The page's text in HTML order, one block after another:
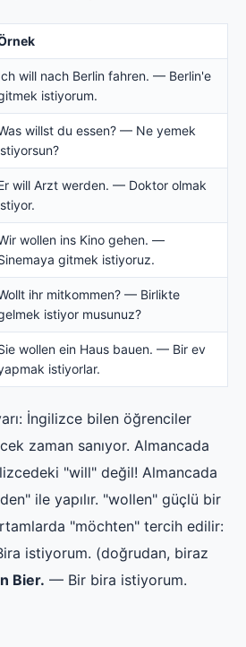
will nach Berlin fahren. — Berlin'e
istiyorum.
willst du essen? — Ne yemek
will Arzt werden. — Doktor olmak
wollen ins Kino gehen. —
gitmek istiyoruz.
ihr mitkommen? — Birlikte
istiyor musunuz?
wollen ein Haus bauen. — Bir ev
istiyorlar.
İngilizce bilen öğrenciler
zaman sanıyor. Almancada
"will" değil! Almancada
ile yapılır. "wollen" güçlü bir
"möchten" tercih edilir:
istiyorum. (doğrudan, biraz
Bier. — Bir bira istiyorum.